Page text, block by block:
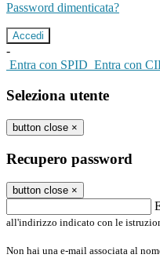
Password dimenticata?
-
Entra con SPID Entra con
Seleziona utente
button close ×
Recupero password
button close ×
all'indirizzo indicato con le
Non hai una e-mail associata al